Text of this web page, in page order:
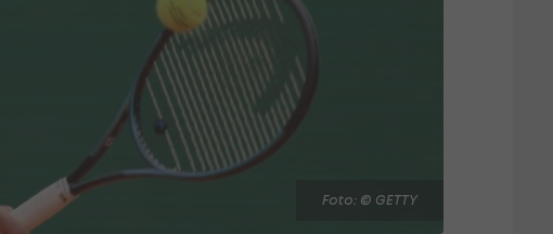
Foto: © GETTY